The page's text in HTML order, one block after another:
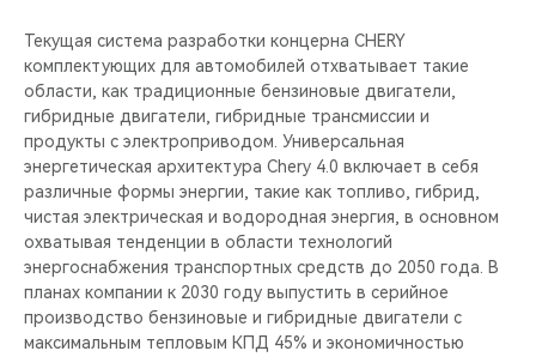
Текущая система разработки концерна CHERY
комплектующих для автомобилей отхватывает такие
области, как традиционные бензиновые двигатели,
гибридные двигатели, гибридные трансмиссии и
продукты с электроприводом. Универсальная
энергетическая архитектура Chery 4.0 включает в себя
различные формы энергии, такие как топливо, гибрид,
чистая электрическая и водородная энергия, в основном
охватывая тенденции в области технологий
энергоснабжения транспортных средств до 2050 года. В
планах компании к 2030 году выпустить в серийное
производство бензиновые и гибридные двигатели с
максимальным тепловым КПД 45% и экономичностью